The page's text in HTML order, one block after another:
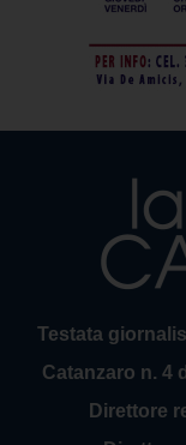
Testata
Catanzaro n. 4
Direttore